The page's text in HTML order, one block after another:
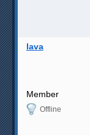
lava
Member
Offline